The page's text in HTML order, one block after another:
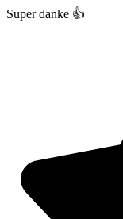
Super danke 👍